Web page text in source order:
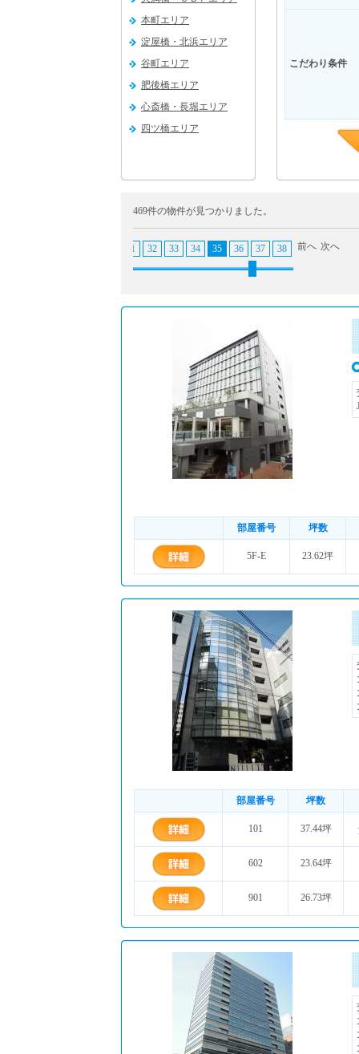
本町エリア
淀屋橋・北浜エリア
谷町エリア
肥後橋エリア
心斎橋・長堀エリア
四ツ橋エリア
こだわり条件
469件の物件が見つかりました。
31 32 33 34 35 36 37 38 39 40
前へ 次へ
部屋番号 坪数
5F-E 23.62坪
部屋番号 坪数
101 37.44坪
602 23.64坪
901 26.73坪